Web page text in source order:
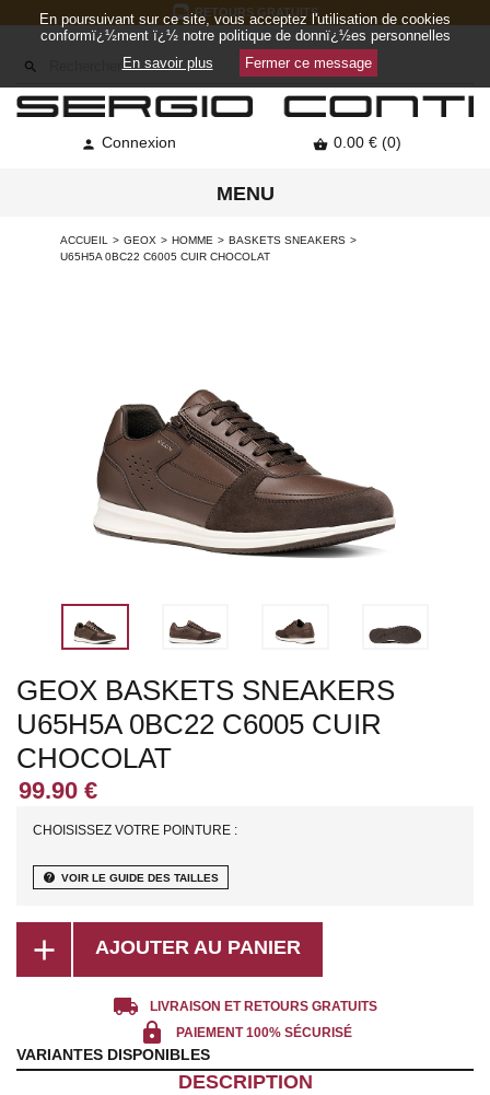
RETOURS GRATUITS

 Connexion  0.00 € (0)
MENU
ACCUEIL GEOX HOMME
BASKETS SNEAKERS
U65H5A 0BC22 C6005 CUIR CHOCOLAT
GEOX BASKETS SNEAKERS
U65H5A 0BC22 C6005 CUIR
CHOCOLAT
CHOISISSEZ VOTRE POINTURE :
help VOIR LE GUIDE DES TAILLES
add AJOUTER AU PANIER
local_shipping LIVRAISON ET RETOURS GRATUITS
lock PAIEMENT 100% SÉCURISÉ
VARIANTES DISPONIBLES
DESCRIPTION
En poursuivant sur ce site, vous acceptez l'utilisation de cookies
conformï¿½ment ï¿½ notre politique de donnï¿½es personnelles
En savoir plus
Fermer ce message